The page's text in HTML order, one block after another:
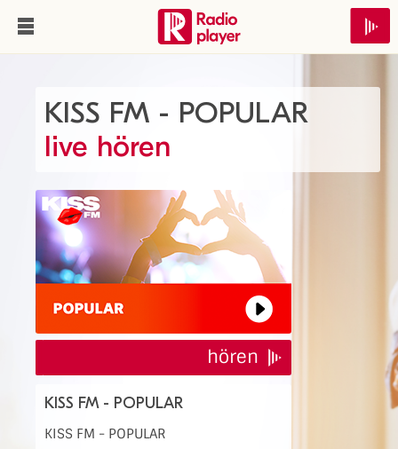
KISS FM - POPULAR
live hören
hören
KISS FM - POPULAR
KISS FM - POPULAR